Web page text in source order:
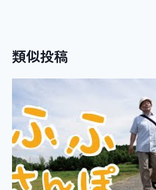
ー
ョ
ン
類似投稿